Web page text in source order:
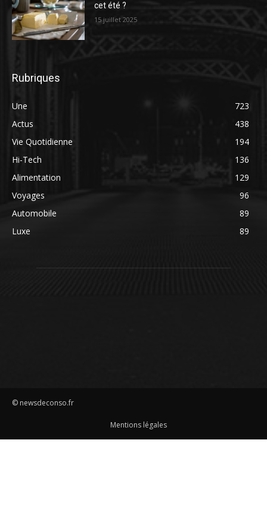
cet été ?
15 juillet 2025
Rubriques
Une
723
Actus
438
Vie Quotidienne
194
Hi-Tech
136
Alimentation
129
Voyages
96
Automobile
89
Luxe
89
© newsdeconso.fr
Mentions légales